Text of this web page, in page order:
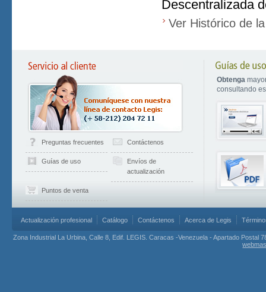
Descentralizada
Ver Histórico de
Preguntas frecuentes Contáctenos
Guías de uso
Envíos de
actualización
Puntos de venta
Obtenga
consultando
Actualización profesional Catálogo Contáctenos Acerca de Legis
Zona Industrial La Urbina, Calle 8, Edif. LEGIS. Caracas -Venezuela - Apartado